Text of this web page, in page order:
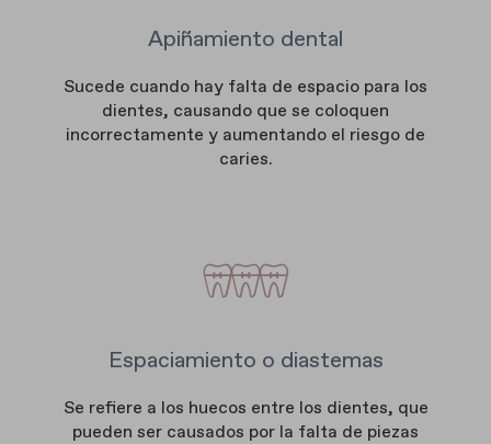
Apiñamiento dental
Sucede cuando hay falta de espacio para los
dientes, causando que se coloquen
incorrectamente y aumentando el riesgo de
caries.
Espaciamiento o diastemas
Se refiere a los huecos entre los dientes, que
pueden ser causados por la falta de piezas